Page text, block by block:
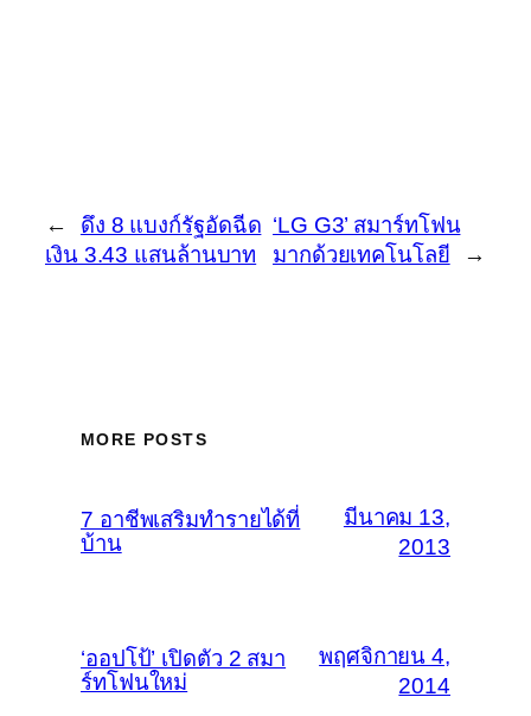
←
ดึง 8 แบงก์รัฐอัดฉีด
เงิน 3.43 แสนล้านบาท
‘LG G3’ สมาร์ทโฟน
มากด้วยเทคโนโลยี
→
MORE POSTS
7 อาชีพเสริมทำรายได้ที่
บ้าน
มีนาคม 13,
2013
‘ออปโป้’ เปิดตัว 2 สมา
ร์ทโฟนใหม่
พฤศจิกายน 4,
2014